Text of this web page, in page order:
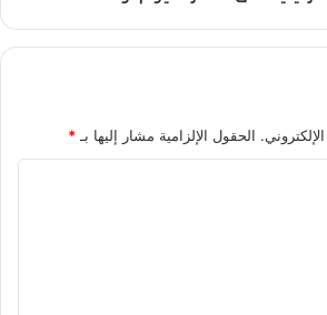
الحقول الإلزامية مشار إليها بـ*